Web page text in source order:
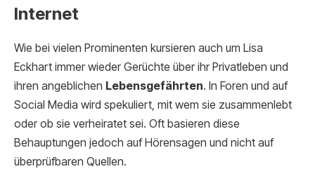
Internet
Wie bei vielen Prominenten kursieren auch um Lisa
Eckhart immer wieder Gerüchte über ihr Privatleben und
ihren angeblichen Lebensgefährten. In Foren und auf
Social Media wird spekuliert, mit wem sie zusammenlebt
oder ob sie verheiratet sei. Oft basieren diese
Behauptungen jedoch auf Hörensagen und nicht auf
überprüfbaren Quellen.